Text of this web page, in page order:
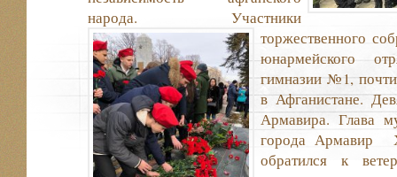
народа.
Участники
торжественного
юнармейского
гимназии №1,
в Афганистане.
Армавира. Глава
города Армавир
обратился к